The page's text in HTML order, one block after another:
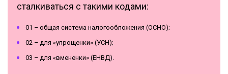
сталкиваться с такими кодами:
01 – общая система налогообложения (ОСНО);
02 – для «упрощенки» (УСН);
03 – для «вмененки» (ЕНВД).